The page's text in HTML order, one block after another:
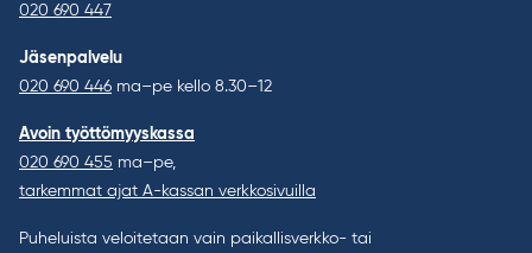
020 690 447
Jäsenpalvelu
020 690 446 ma–pe kello 8.30–12
Avoin työttömyyskassa
020 690 455 ma–pe,
tarkemmat ajat A-kassan verkkosivuilla
Puheluista veloitetaan vain paikallisverkko- tai